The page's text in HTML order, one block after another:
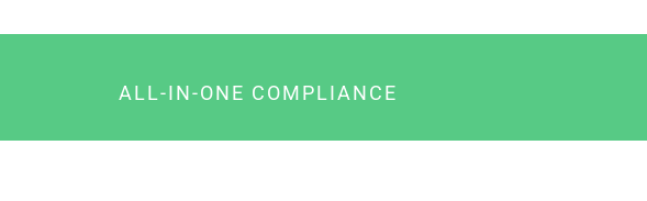
ALL-IN-ONE COMPLIANCE